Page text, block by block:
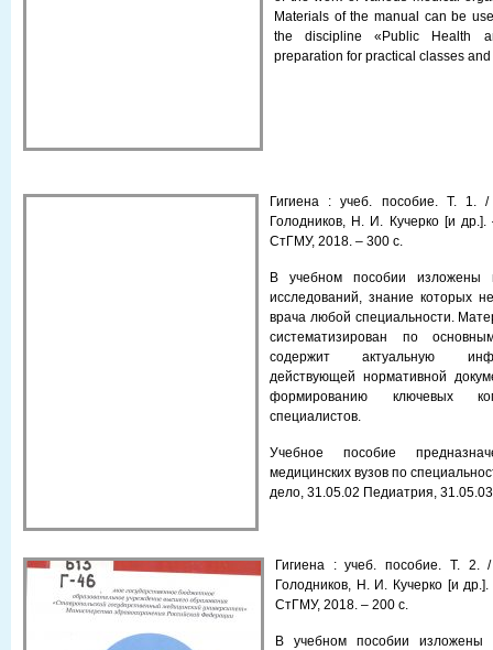
Materials of the manual can be
the discipline «Public Health
preparation for practical classes
Гигиена : учеб. пособие. Т.
Голодников, Н. И. Кучерко [и
СтГМУ, 2018. – 300 с.
В учебном пособии изложены
исследований, знание которых
врача любой специальности.
систематизирован по
содержит актуальную
действующей нормативной
формированию ключевых
специалистов.
Учебное пособие
медицинских вузов по
дело, 31.05.02 Педиатрия,
Гигиена : учеб. пособие. T.
Голодников, Н. И. Кучерко [и
СтГМУ, 2018. – 200 с.
В учебном пособии изложены